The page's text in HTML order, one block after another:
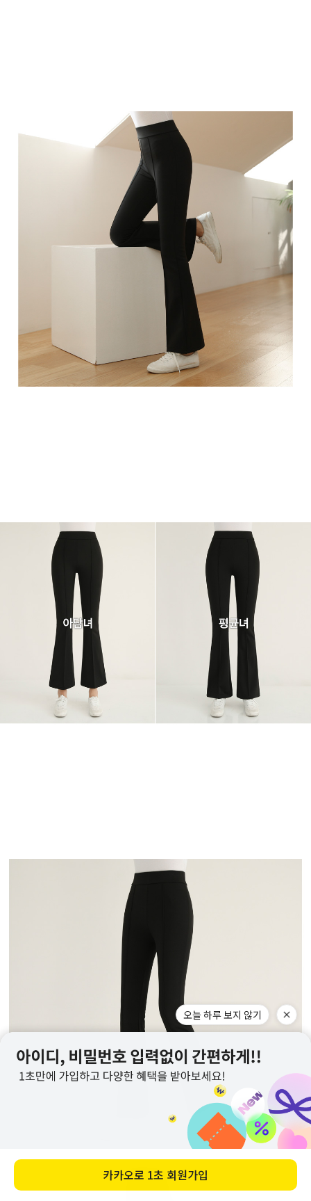
오늘 하루 보지 않기
카카오로 1초 회원가입